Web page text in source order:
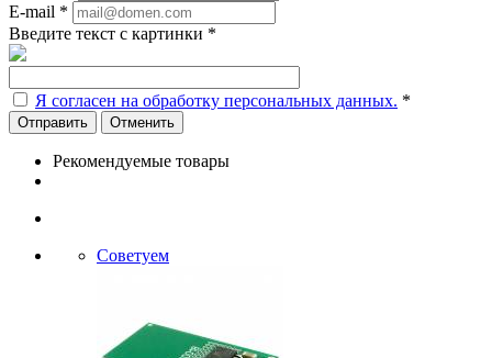
E-mail *
Введите текст с картинки *
Я согласен на обработку персональных данных. *
Отменить
Рекомендуемые товары
Советуем